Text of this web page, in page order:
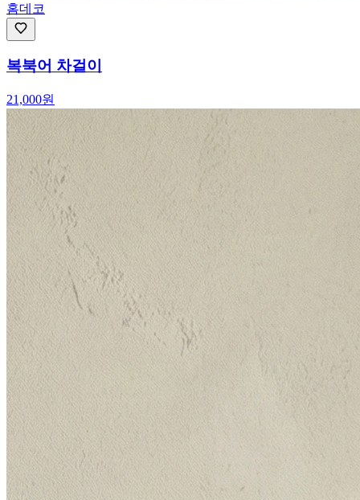
홈데코
복북어 차걸이
21,000원